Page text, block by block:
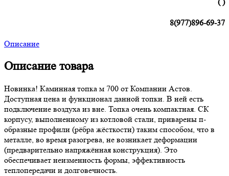
8(977)896-69-37
Описание
Описание товара
Новинка! Каминная топка м 700 от Компании Астов.
Доступная цена и функционал данной топки. В ней есть
подключение воздуха из вне. Топка очень компактная. СК
корпусу, выполненному из котловой стали, приварены п-
образные профили (рёбра жёсткости) таким способом, что в
металле, во время разогрева, не возникает деформации
(предварительно напряжённая конструкция). Это
обеспечивает неизменность формы, эффективность
теплопередачи и долговечность.